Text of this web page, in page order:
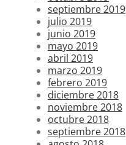
septiembre 2019
julio 2019
junio 2019
mayo 2019
abril 2019
marzo 2019
febrero 2019
diciembre 2018
noviembre 2018
octubre 2018
septiembre 2018